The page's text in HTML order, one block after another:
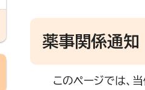
薬事関係通知
このページでは、当